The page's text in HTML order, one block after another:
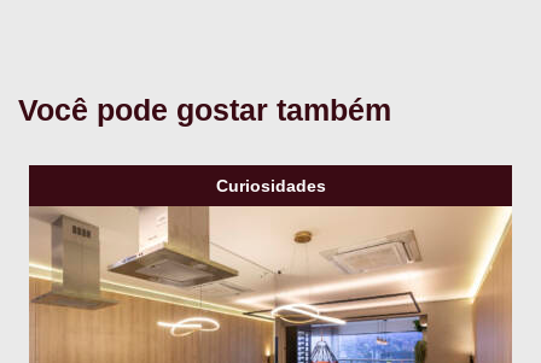
Você pode gostar também
Curiosidades